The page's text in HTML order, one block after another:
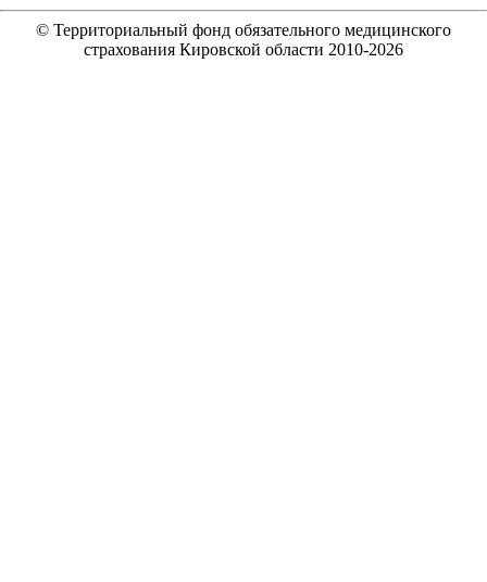
© Территориальный фонд обязательного медицинского
страхования Кировской области 2010-2026